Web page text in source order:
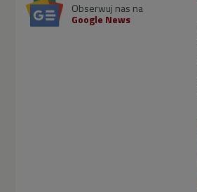
Obserwuj nas na
Google News